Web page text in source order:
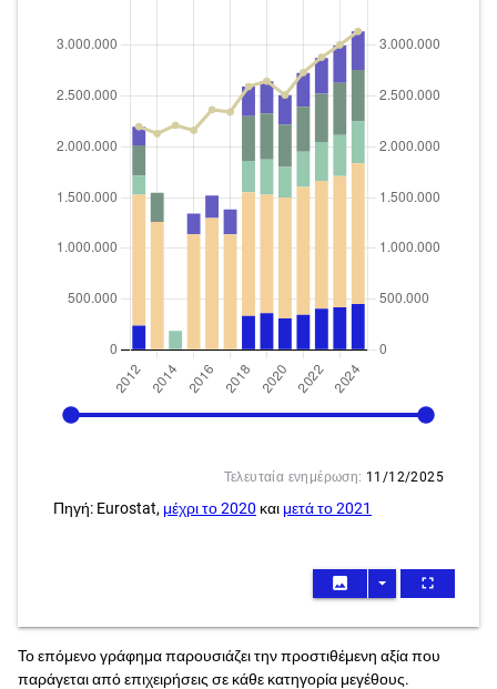
Τελευταία ενημέρωση: 11/12/2025
Πηγή: Eurostat, μέχρι το 2020 και μετά το 2021
image arrow_drop_down fullscreen
Το επόμενο γράφημα παρουσιάζει την προστιθέμενη αξία που
παράγεται από επιχειρήσεις σε κάθε κατηγορία μεγέθους.